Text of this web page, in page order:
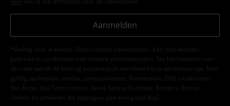
Aanmelden
*Geldig voor 4 weken. Alleen online inwisselbaar. Kan niet worden
gebruikt in combinatie met andere promotiecodes. Na het invoeren van
de code wordt de korting automatisch verrekend in je winkelmandje. Niet
geldig op boeken, media, cadeaubonnen, Rammstein, (Till) Lindemann,
Die Ärzte, Die Toten Hosen, Feine Sahne Fischfilet, Broilers, Böhse
Onkelz en artikelen die bijdragen aan een goed doel.